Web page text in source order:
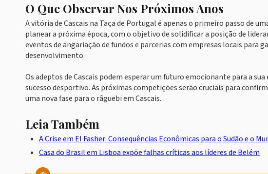
O Que Observar Nos Próximos Anos
A vitória de Cascais na Taça de Portugal é apenas o primeiro passo de
planear a próxima época, com o objetivo de solidificar a posição de
eventos de angariação de fundos e parcerias com empresas locais para
desenvolvimento.
Os adeptos de Cascais podem esperar um futuro emocionante para a
sucesso desportivo. As próximas competições serão cruciais para
uma nova fase para o râguebi em Cascais.
Leia Também
A Crise em El Fasher: Consequências Econômicas para o Sudão e o
Casa do Brasil em Lisboa expõe falhas críticas aos líderes de Belém